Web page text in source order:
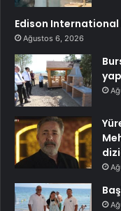
Edison
Ağustos 6, 2026